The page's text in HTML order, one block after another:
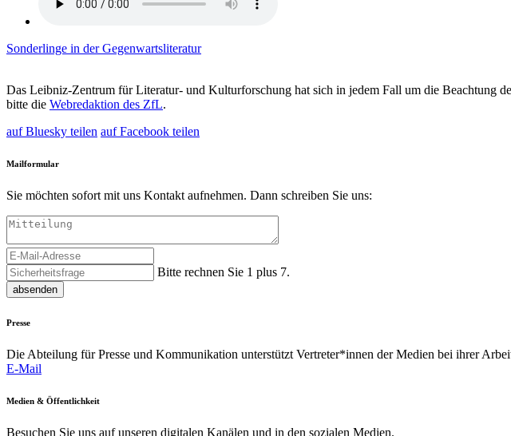
Sonderlinge in der Gegenwartsliteratur
Das Leibniz-Zentrum für Literatur- und Kulturforschung hat sich in jedem Fall um die Beachtung
bitte die Webredaktion des ZfL.
auf Bluesky teilen auf Facebook teilen
Mailformular
Sie möchten sofort mit uns Kontakt aufnehmen. Dann schreiben Sie uns:
Bitte rechnen Sie 1 plus 7.
absenden
Presse
Die Abteilung für Presse und Kommunikation unterstützt Vertreter*innen der Medien bei ihrer
E-Mail
Medien & Öffentlichkeit
Besuchen Sie uns auf unseren digitalen Kanälen und in den sozialen Medien.